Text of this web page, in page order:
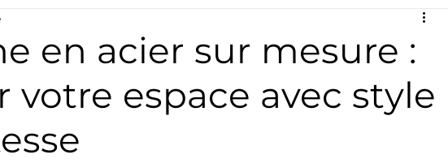
en acier sur mesure :
votre espace avec style